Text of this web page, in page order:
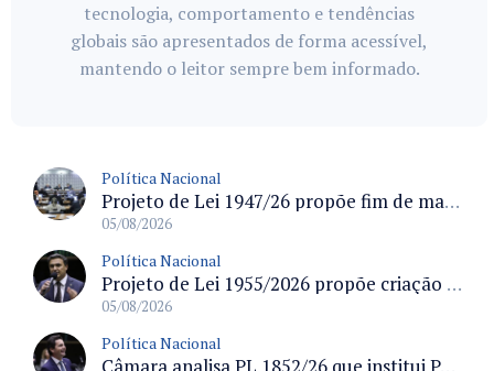
tecnologia, comportamento e tendências
globais são apresentados de forma acessível,
mantendo o leitor sempre bem informado.
Política Nacional
Projeto de Lei 1947/26 propõe fim de margens para cartão de crédito e consignado do INSS
05/08/2026
Política Nacional
Projeto de Lei 1955/2026 propõe criação de geração livre de fumo ao restringir venda de vapes a nascidos desde 1º de janeiro de 2009
05/08/2026
Política Nacional